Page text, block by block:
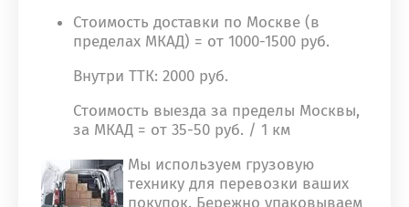
Стоимость доставки по Москве (в
пределах МКАД) = от 1000-1500 руб.
Внутри ТТК: 2000 руб.
Стоимость выезда за пределы Москвы,
за МКАД = от 35-50 руб. / 1 км
Мы используем грузовую
технику для перевозки ваших
покупок. Бережно упаковываем